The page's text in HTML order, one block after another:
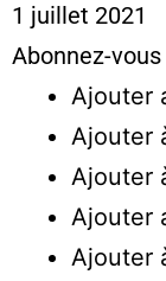
1 juillet 2021
Abonnez-
Ajouter
Ajouter
Ajouter
Ajouter
Ajouter